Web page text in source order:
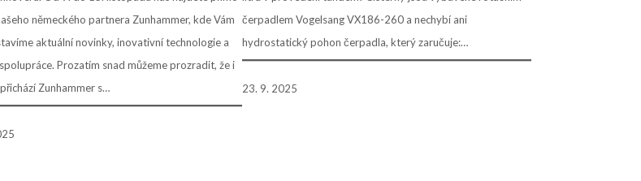
německého partnera Zunhammer, kde Vám
aktuální novinky, inovativní technologie a
Prozatím snad můžeme prozradit, že i
Zunhammer s…
čerpadlem Vogelsang VX186-260 a nechybí ani
hydrostatický pohon čerpadla, který zaručuje:…
23. 9. 2025